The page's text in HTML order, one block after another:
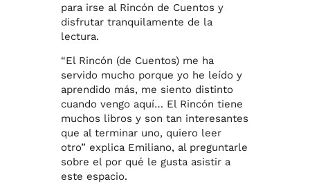
para irse al Rincón de Cuentos y
disfrutar tranquilamente de la
lectura.
“El Rincón (de Cuentos) me ha
servido mucho porque yo he leído y
aprendido más, me siento distinto
cuando vengo aquí… El Rincón tiene
muchos libros y son tan interesantes
que al terminar uno, quiero leer
otro” explica Emiliano, al preguntarle
sobre el por qué le gusta asistir a
este espacio.